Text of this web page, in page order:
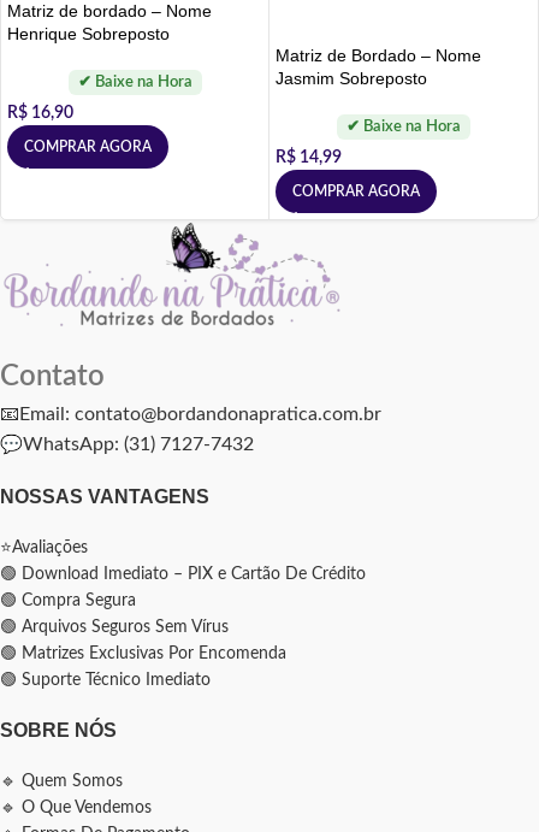
Matriz de bordado – Nome
Henrique Sobreposto
R$ 16,90
COMPRAR AGORA
Matriz de Bordado – Nome
Jasmim Sobreposto
R$ 14,99
COMPRAR AGORA
Contato
📧Email: contato@bordandonapratica.com.br
💬WhatsApp: (31) 7127-7432
NOSSAS VANTAGENS
⭐Avaliações
🟢 Download Imediato – PIX e Cartão De Crédito
🟢 Compra Segura
🟢 Arquivos Seguros Sem Vírus
🟢 Matrizes Exclusivas Por Encomenda
🟢 Suporte Técnico Imediato
SOBRE NÓS
🔹 Quem Somos
🔹 O Que Vendemos